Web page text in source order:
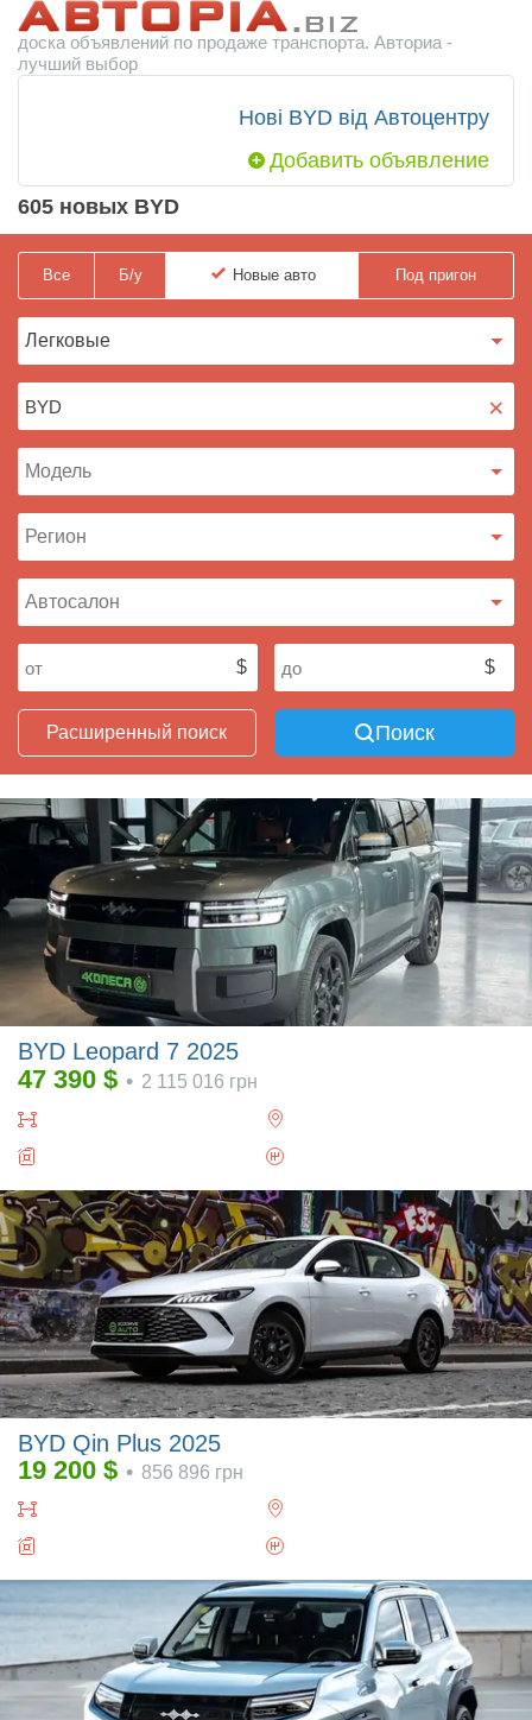
доска объявлений по продаже транспорта. Авториа -
лучший выбор
Нові BYD від Автоцентру
Добавить объявление
605 новых BYD
Все Б/у Новые авто Под пригон
×
Расширенный поиск Поиск
BYD Leopard 7 2025
47 390 $ • 2 115 016 грн
BYD Qin Plus 2025
19 200 $ • 856 896 грн